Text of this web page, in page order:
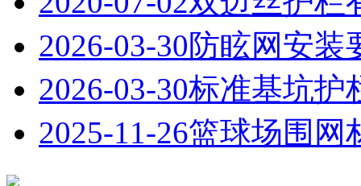
2026-03-30防眩网安装
2026-03-30标准基坑护
2025-11-26篮球场围网